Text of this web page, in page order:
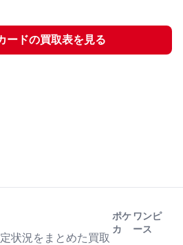
ードの買取表を見る
状況をまとめた買取
ポケ
カ
ワンピ
ース